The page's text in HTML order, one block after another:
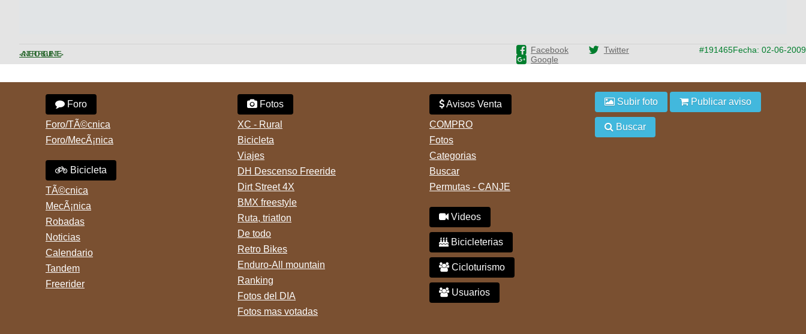
Facebook
Twitter
Google
#191465Fecha: 02-06-2009
< ANTERIORSIGUIENTE >
Foro
Foro/TÃ©cnica
Foro/MecÃ¡nica
Bicicleta
TÃ©cnica
MecÃ¡nica
Robadas
Noticias
Calendario
Tandem
Freerider
Fotos
XC - Rural
Bicicleta
Viajes
DH Descenso Freeride
Dirt Street 4X
BMX freestyle
Ruta, triatlon
De todo
Retro Bikes
Enduro-All mountain
Ranking
Fotos del DIA
Fotos mas votadas
Avisos Venta
COMPRO
Fotos
Categorias
Buscar
Permutas - CANJE
Videos
Bicicleterias
Cicloturismo
Usuarios
Subir foto Publicar aviso
Buscar